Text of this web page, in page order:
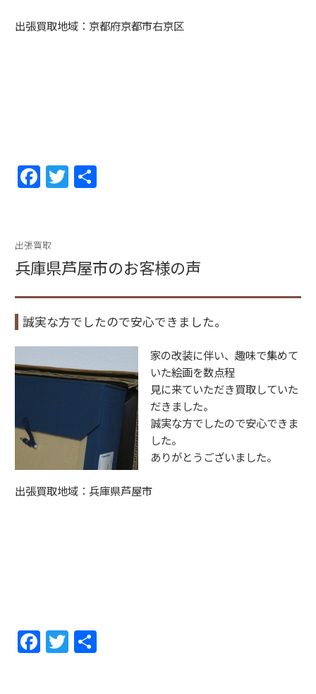
出張買取地域：京都府京都市右京区
F
a
e
b
o
o
k
T
w
出張買取
兵庫県芦屋市のお客様の声
誠実な方でしたので安心できました。
家の改装に伴い、趣味で集めて
いた絵画を数点程
見に来ていただき買取していた
だきました。
誠実な方でしたので安心できま
した。
ありがとうございました。
出張買取地域：兵庫県芦屋市
F
a
T
w